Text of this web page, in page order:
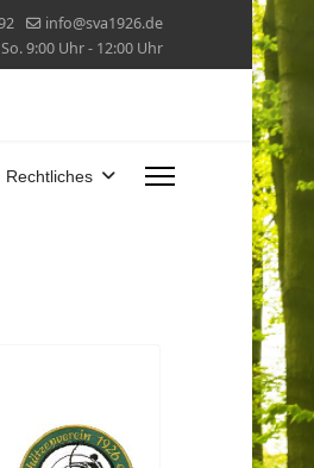
info@sva1926.de
9:00 Uhr - 12:00 Uhr
Rechtliches